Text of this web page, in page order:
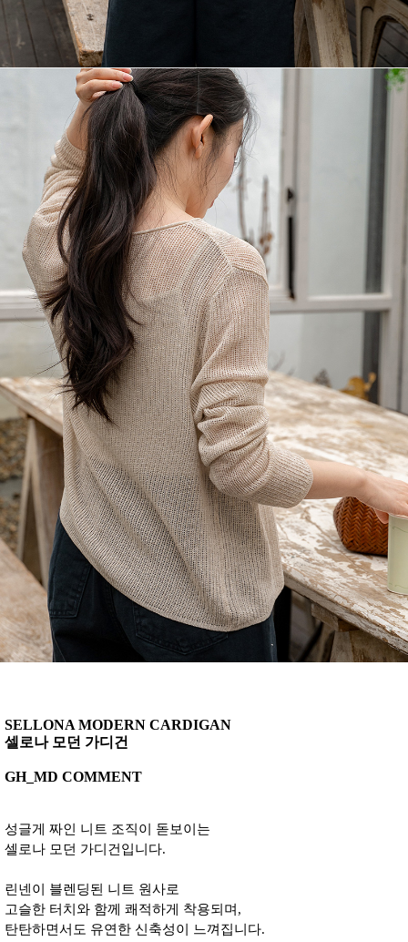
SELLONA MODERN CARDIGAN
셀로나 모던 가디건
GH_MD COMMENT
성글게 짜인 니트 조직이 돋보이는
셀로나 모던 가디건입니다.
린넨이 블렌딩된 니트 원사로
고슬한 터치와 함께 쾌적하게 착용되며,
탄탄하면서도 유연한 신축성이 느껴집니다.